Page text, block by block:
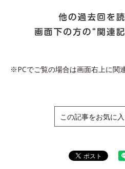
※PCでご覧の場合は画面右上に関
この記事をお気に